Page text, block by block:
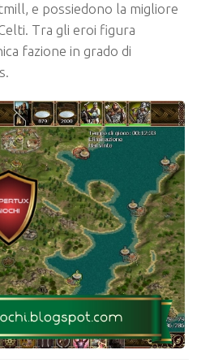
e possiedono la migliore
Tra gli eroi figura
fazione in grado di